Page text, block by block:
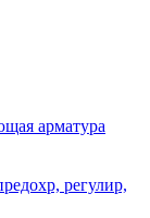
арматура
регулир,